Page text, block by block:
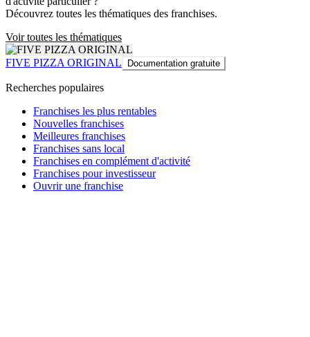
Découvrez toutes les thématiques des franchises.
Voir toutes les thématiques
FIVE PIZZA ORIGINAL Documentation gratuite
Recherches populaires
Franchises les plus rentables
Nouvelles franchises
Meilleures franchises
Franchises sans local
Franchises en complément d'activité
Franchises pour investisseur
Ouvrir une franchise